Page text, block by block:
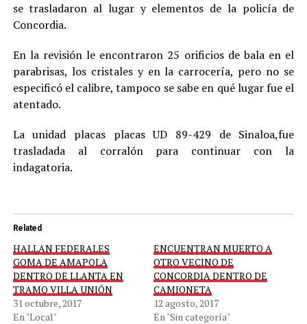
se trasladaron al lugar y elementos de la policía de
Concordia.
En la revisión le encontraron 25 orificios de bala en el
parabrisas, los cristales y en la carrocería, pero no se
especificó el calibre, tampoco se sabe en qué lugar fue el
atentado.
La unidad placas placas UD 89-429 de Sinaloa,fue
trasladada al corralón para continuar con la
indagatoria.
Related
HALLAN FEDERALES
GOMA DE AMAPOLA
DENTRO DE LLANTA EN
TRAMO VILLA UNIÓN
31 octubre, 2017
En "Local"
ENCUENTRAN MUERTO A
OTRO VECINO DE
CONCORDIA DENTRO DE
CAMIONETA
12 agosto, 2017
En "Sin categoría"